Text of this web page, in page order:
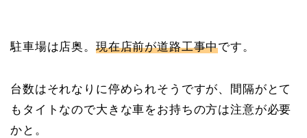
駐車場は店奥。 現在店前が道路工事中です。
台数はそれなりに停められそうですが、間隔がとて
もタイトなので大きな車をお持ちの方は注意が必要
かと。